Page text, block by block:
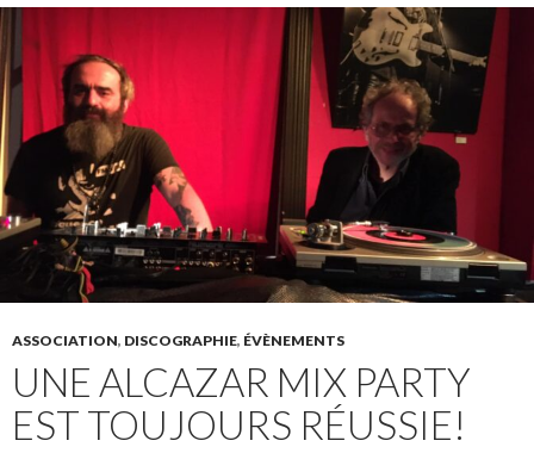
ASSOCIATION, DISCOGRAPHIE, ÉVÈNEMENTS
UNE ALCAZAR MIX PARTY
EST TOUJOURS RÉUSSIE!